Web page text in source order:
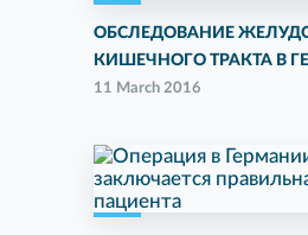
ОБСЛЕДОВАНИЕ
КИШЕЧНОГО ТРАКТА В
11 March 2016